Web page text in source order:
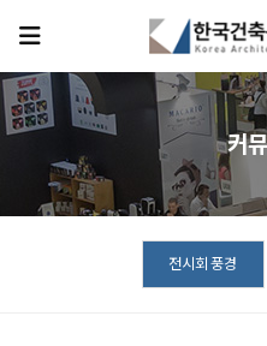
전시회 풍경
커